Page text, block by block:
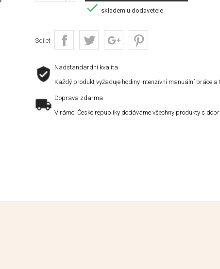
 skladem u dodavetele
Sdílet
Nadstandardní kvalita
Každý produkt vyžaduje hodiny intenzivní manuální práce a
Doprava zdarma
V rámci České republiky dodáváme všechny produkty s